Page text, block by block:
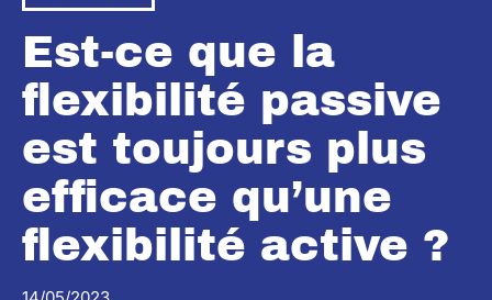
Est-ce que la
flexibilité passive
est toujours plus
efficace qu’une
flexibilité active ?